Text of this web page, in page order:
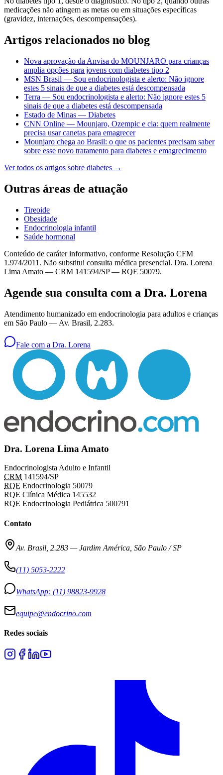
medicações não atingem as metas ou em situações específicas
(gravidez, internações, descompensações).
Artigos relacionados no blog
Nova aprovação da Anvisa do MOUNJARO para crianças
amplia opções para jovens com diabetes tipo 2
MSN Brasil — Sou endocrinologista e alerto: Não ignore
estes 5 sinais de que a diabetes está descompensada
Terra — Sou endocrinologista e alerto: Não ignore estes 5
sinais de que a diabetes está descompensada
Estado de Minas — Diabetes
CNN Online — Mounjaro, Ozempic e cia: quem realmente
precisa usar canetas para emagrecer
Mounjaro chega ao Brasil: o que os pacientes precisam saber
sobre esse novo tratamento para diabetes e emagrecimento
Ver todos os artigos sobre diabetes →
Outras áreas de atuação
Tireoide
Obesidade
Endocrinologia infantil
Saúde hormonal
Conteúdo de caráter informativo, conforme Resolução CFM
1.974/2011. Não substitui consulta médica presencial. Dra. Lorena
Lima Amato — CRM 141594/SP — RQE 50079.
Agende sua consulta com a Dra. Lorena
Atendimento humanizado em endocrinologia para adultos e crianças
em São Paulo — Av. Brasil, 2.283.
Fale com a Dra. Lorena
Dra. Lorena Lima Amato
Endocrinologista Adulto e Infantil
CRM 141594/SP
RQE Endocrinologia 50079
RQE Clínica Médica 145532
RQE Endocrinologia Pediátrica 500791
Contato
Av. Brasil, 2.283 —Jardim América, São Paulo / SP
(11) 5053-2222
WhatsApp: (11) 98823-9928
equipe@endocrino.com
Redes sociais